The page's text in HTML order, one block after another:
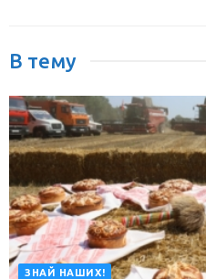
В тему
ЗНАЙ НАШИХ!